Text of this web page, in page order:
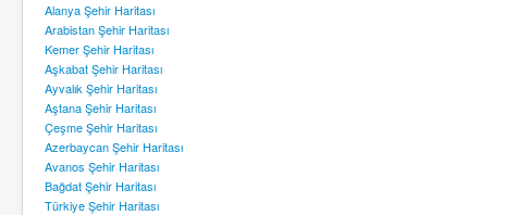
Alanya Şehir Haritası
Arabistan Şehir Haritası
Kemer Şehir Haritası
Aşkabat Şehir Haritası
Ayvalık Şehir Haritası
Aştana Şehir Haritası
Çeşme Şehir Haritası
Azerbaycan Şehir Haritası
Avanos Şehir Haritası
Bağdat Şehir Haritası
Türkiye Şehir Haritası